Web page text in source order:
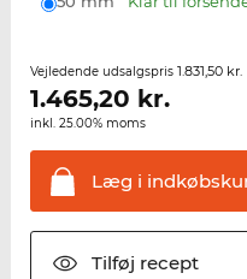
Vejledende udsalgspris 1.831,50 kr.
1.465,20 kr.
inkl. 25.00% moms
Læg i
Tilføj recept